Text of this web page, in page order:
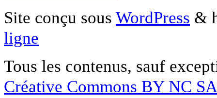
Site conçu sous WordPress &
ligne
Tous les contenus, sauf
Créative Commons BY NC SA